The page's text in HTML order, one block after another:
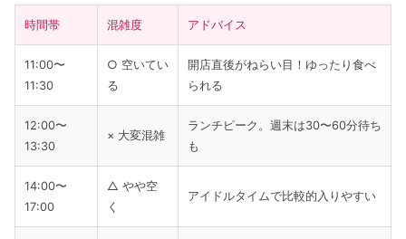
時間帯 混雑度 アドバイス
11:00〜
11:30
○ 空いてい
る
開店直後がねらい目！ゆったり食べ
られる
12:00〜
13:30
× 大変混雑
ランチピーク。週末は30〜60分待ち
も
14:00〜
17:00
△ やや空
く
アイドルタイムで比較的入りやすい